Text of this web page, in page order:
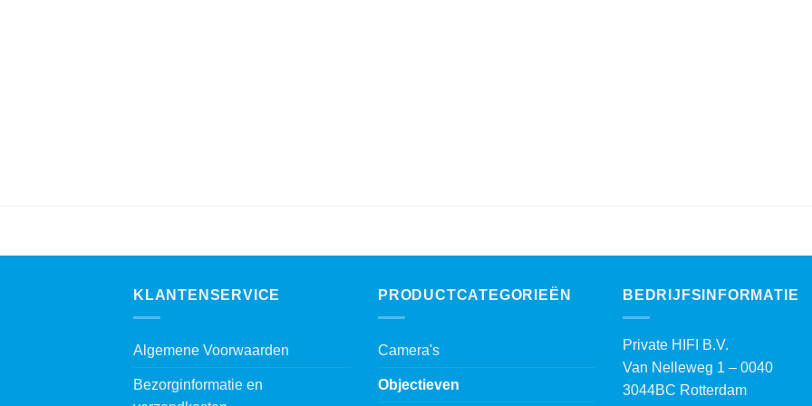
KLANTENSERVICE
Algemene Voorwaarden
Bezorginformatie en
PRODUCTCATEGORIEËN
Camera's
Objectieven
BEDRIJFSINFORMATIE
Private HIFI B.V.
Van Nelleweg 1 – 0040
3044BC Rotterdam